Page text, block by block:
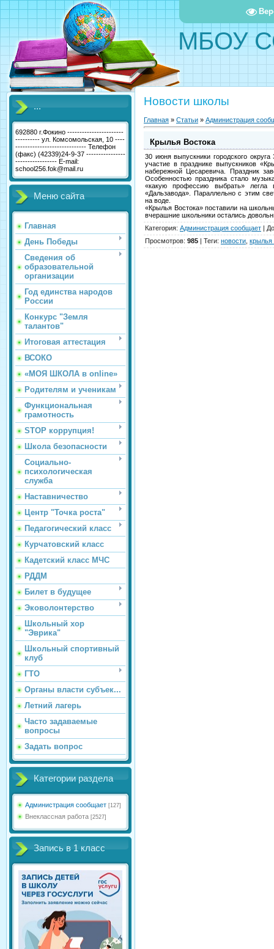
МБОУ
...
692880 г.Фокино -----------------------
---------- ул. Комсомольская, 10 ----
----------------------------- Телефон
(факс) (42339)24-9-37 ----------------
----------------- E-mail:
school256.fok@mail.ru
Меню сайта
Главная
День Победы
Сведения об
образовательной
организации
Год единства народов
России
Конкурс "Земля
талантов"
Итоговая аттестация
ВСОКО
«МОЯ ШКОЛА в online»
Родителям и ученикам
Функциональная
грамотность
STOP коррупция!
Школа безопасности
Социально-
психологическая
служба
Наставничество
Центр "Точка роста"
Педагогический класс
Курчатовский класс
Кадетский класс МЧС
РДДМ
Билет в будущее
Эковолонтерство
Школьный хор
"Эврика"
Школьный спортивный
клуб
ГТО
Органы власти субъек...
Летний лагерь
Часто задаваемые
вопросы
Задать вопрос
Категории раздела
Администрация сообщает [127]
Внеклассная работа [2527]
Запись в 1 класс
Новости школы
Главная » Статьи » Администрация
Крылья Востока
30 июня выпускники городского
участие в празднике выпускников
набережной Цесаревича. Праздник
Особенностью праздника стало
«какую профессию выбрать» легла
«Дальзавода». Параллельно с этим
на воде.
«Крылья Востока» поставили на
вчерашние школьники остались
Категория: Администрация сообщает |
Просмотров: 985 | Теги: новости крылья